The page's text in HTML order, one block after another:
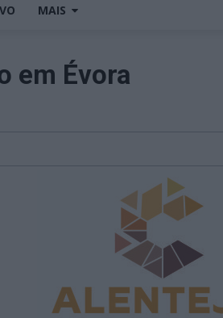
MAIS
em Évora